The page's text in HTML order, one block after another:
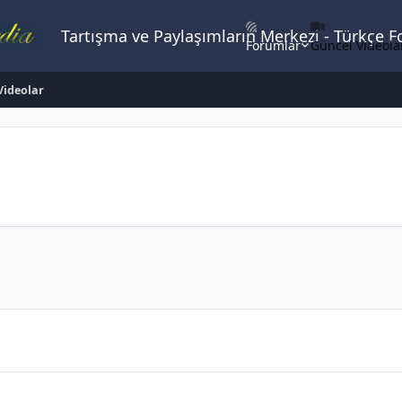
Tartışma ve Paylaşımların Merkezi -
Forumlar Güncel